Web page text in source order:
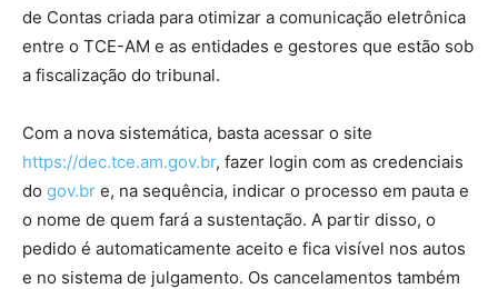
de Contas criada para otimizar a comunicação eletrônica
entre o TCE-AM e as entidades e gestores que estão sob
a fiscalização do tribunal.
Com a nova sistemática, basta acessar o site
https://dec.tce.am.gov.br, fazer login com as credenciais
do gov.br e, na sequência, indicar o processo em pauta e
o nome de quem fará a sustentação. A partir disso, o
pedido é automaticamente aceito e fica visível nos autos
e no sistema de julgamento. Os cancelamentos também